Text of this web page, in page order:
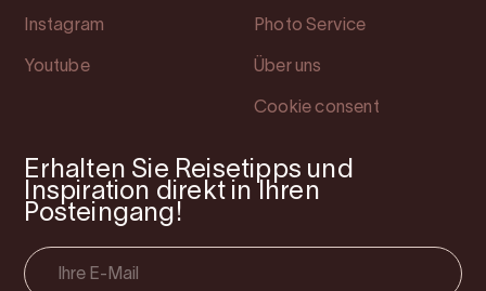
Instagram
Youtube
Photo Service
Über uns
Cookie consent
Erhalten Sie Reisetipps und
Inspiration direkt in Ihren
Posteingang!